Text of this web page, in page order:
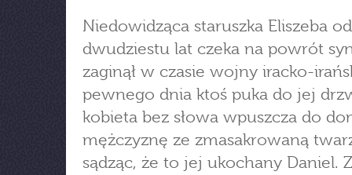
Niedowidząca staruszka Eliszeba od
dwudziestu lat czeka na powrót
zaginął w czasie wojny iracko-
pewnego dnia ktoś puka do jej
kobieta bez słowa wpuszcza do
mężczyznę ze zmasakrowaną
sądząc, że to jej ukochany Daniel.